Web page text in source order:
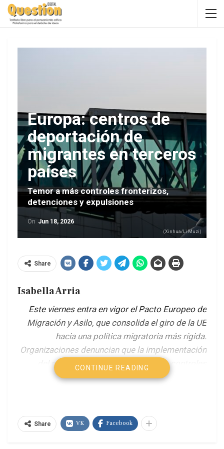
Europa: centros de
deportación de
migrantes en terceros
países
Temor a más controles fronterizos,
detenciones y expulsiones
On Jun 18, 2026
(Xinhua/Li Muzi)
Share
Isabella Arria
Este viernes entra en vigor el Pacto Europeo de
Migración y Asilo, que consolida el giro de la UE
hacia una política migratoria más rígida.
Organizaciones denuncian que la implementación
del pacto puede traducirse en más controles
fronterizos, más detenciones y procedimientos
el Consejo de Ministros de Interior de la UE antes
CONTINUE READING
Share VK Facebook